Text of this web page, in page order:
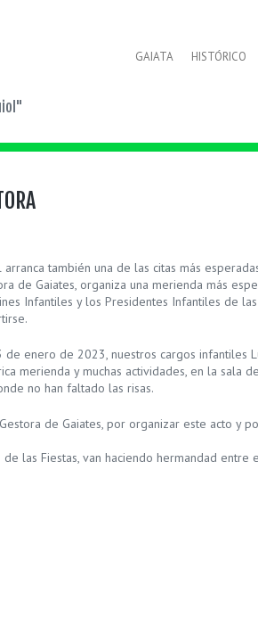
GAIATA HISTÓRICO
también una de las citas más
de Gaiates, organiza una merienda más
Infantiles y los Presidentes Infantiles de
enero de 2023, nuestros cargos infantiles
merienda y muchas actividades, en la sala
no han faltado las risas.
de Gaiates, por organizar este acto y
las Fiestas, van haciendo hermandad entre